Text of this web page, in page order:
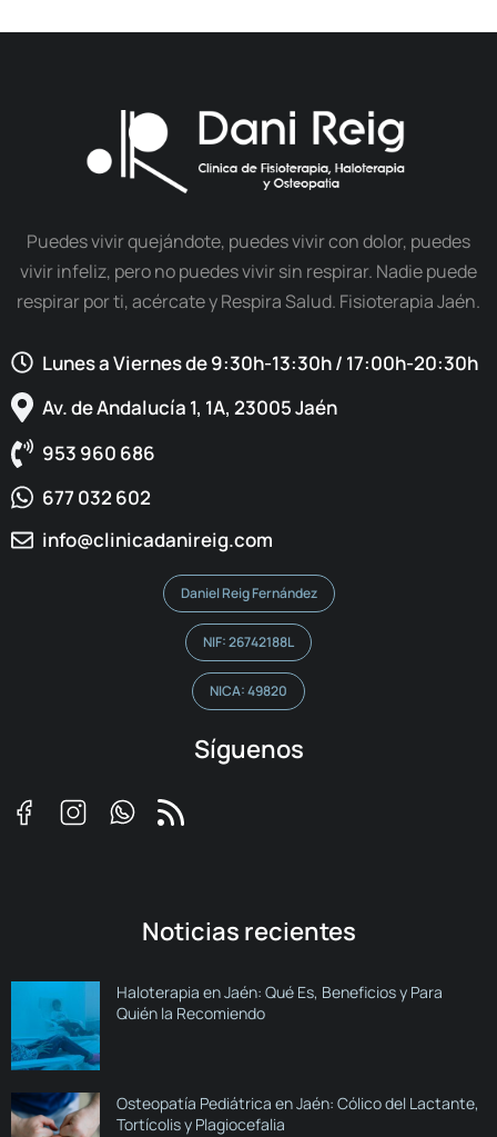
Puedes vivir quejándote, puedes vivir con dolor, puedes
vivir infeliz, pero no puedes vivir sin respirar. Nadie puede
respirar por ti, acércate y Respira Salud. Fisioterapia Jaén.
Lunes a Viernes de 9:30h-13:30h / 17:00h-20:30h​
Av. de Andalucía 1, 1A, 23005 Jaén
953 960 686
677 032 602
info@clinicadanireig.com
Daniel Reig Fernández
NIF: 26742188L
NICA: 49820
Síguenos
Noticias recientes
Haloterapia en Jaén: Qué Es, Beneficios y Para
Quién la Recomiendo
Osteopatía Pediátrica en Jaén: Cólico del Lactante,
Tortícolis y Plagiocefalia